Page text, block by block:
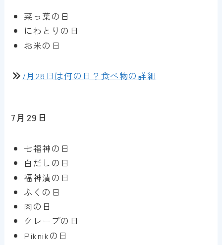
菜っ葉の日
にわとりの日
お米の日
7月28日は何の日？食べ物の詳細
7月29日
七福神の日
白だしの日
福神漬の日
ふくの日
肉の日
クレープの日
Piknikの日